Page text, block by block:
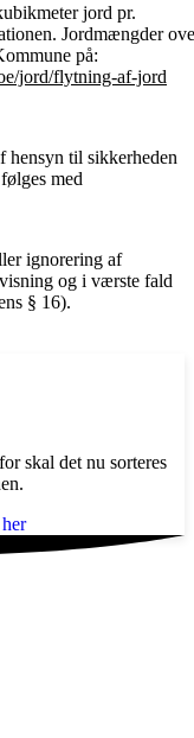
jord pr.
Jordmængder
på:
jord/flytning-af-jord
hensyn til sikkerheden
med
ignorering af
og i værste fald
§ 16).
skal det nu sorteres